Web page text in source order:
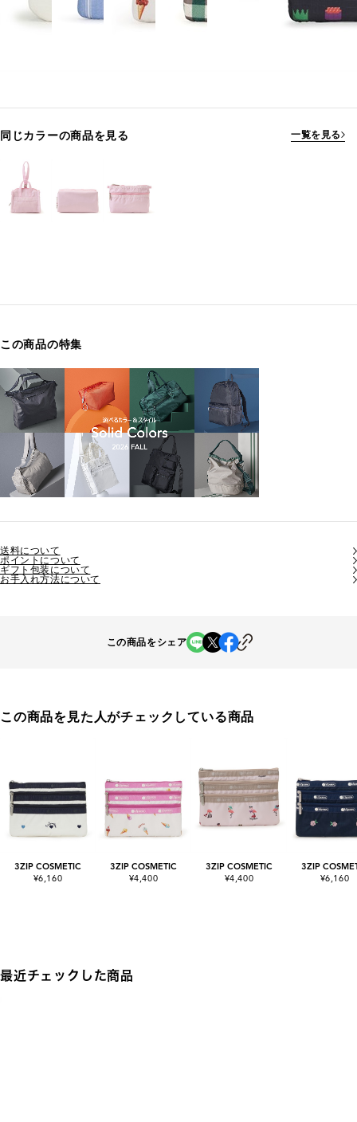
同じカラーの商品を見る 一覧を見る
この商品の特集
送料について
ポイントについて
ギフト包装について
お手入れ方法について
この商品をシェア
この商品を見た人がチェックしている商品
3ZIP COSMETIC
¥6,160
3ZIP COSMETIC
¥4,400
3ZIP COSMETIC
¥4,400
3ZIP
¥6,160
最近チェックした商品